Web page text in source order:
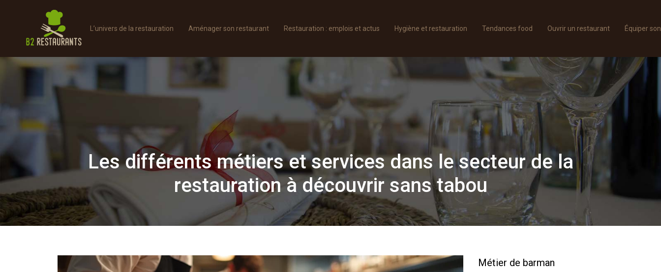
L’univers de la restauration Aménager son restaurant Restauration : emplois et actus Hygiène et restauration Tendances food Ouvrir un restaurant Équiper
Les différents métiers et services dans le secteur de la
restauration à découvrir sans tabou
Métier de barman